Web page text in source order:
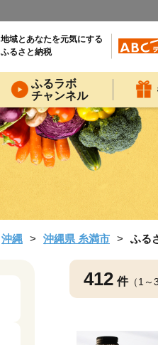
地域とあなたを元気にする
ふるさと納税
ふるラボ
チャンネル
沖縄 沖縄県 糸満市 ふる
412 件（1～